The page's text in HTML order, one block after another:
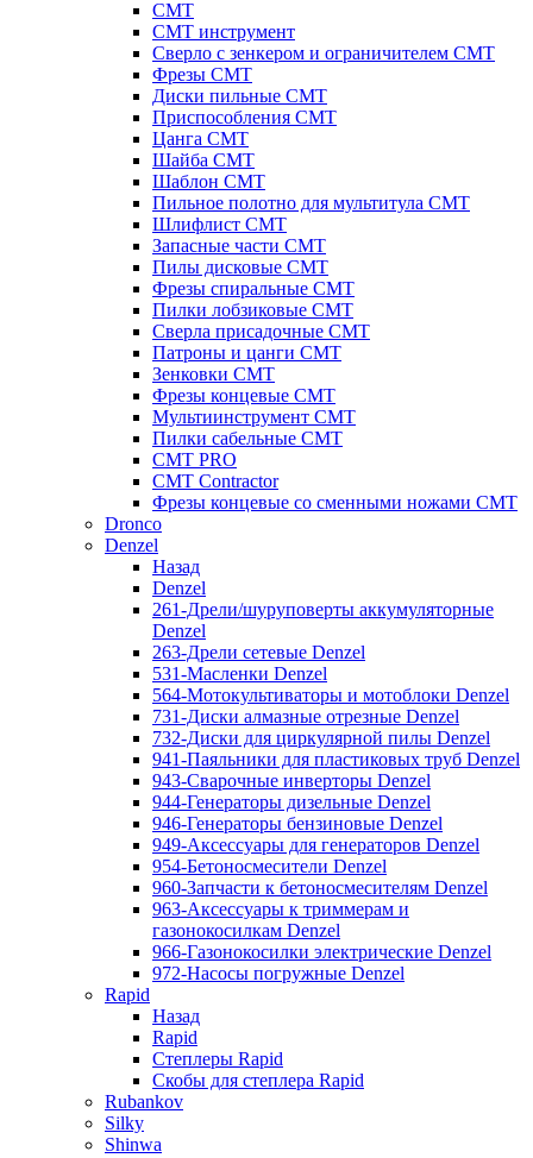
CMT
CMT инструмент
Сверло с зенкером и ограничителем CMT
Фрезы CMT
Диски пильные CMT
Приспособления СМТ
Цанга CMT
Шайба CMT
Шаблон CMT
Пильное полотно для мультитула CMT
Шлифлист CMT
Запасные части CMT
Пилы дисковые CMT
Фрезы спиральные CMT
Пилки лобзиковые СМТ
Сверла присадочные СМТ
Патроны и цанги CMT
Зенковки СМТ
Фрезы концевые CMT
Мультиинструмент СМТ
Пилки сабельные СМТ
CMT PRO
CMT Contractor
Фрезы концевые со сменными ножами CMT
Dronco
Denzel
Назад
Denzel
261-Дрели/шуруповерты аккумуляторные
Denzel
263-Дрели сетевые Denzel
531-Масленки Denzel
564-Мотокультиваторы и мотоблоки Denzel
731-Диски алмазные отрезные Denzel
732-Диски для циркулярной пилы Denzel
941-Паяльники для пластиковых труб Denzel
943-Сварочные инверторы Denzel
944-Генераторы дизельные Denzel
946-Генераторы бензиновые Denzel
949-Аксессуары для генераторов Denzel
954-Бетоносмесители Denzel
960-Запчасти к бетоносмесителям Denzel
963-Аксессуары к триммерам и
газонокосилкам Denzel
966-Газонокосилки электрические Denzel
972-Насосы погружные Denzel
Rapid
Назад
Rapid
Степлеры Rapid
Скобы для cтеплера Rapid
Rubankov
Silky
Shinwa